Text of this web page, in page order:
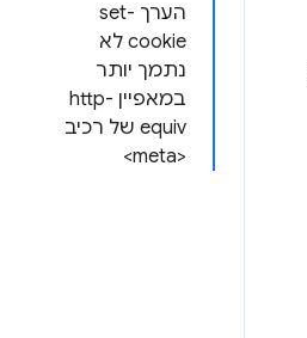
הערך set-
cookie לא
נתמך יותר
במאפיין http-
equiv של רכיב
<meta>